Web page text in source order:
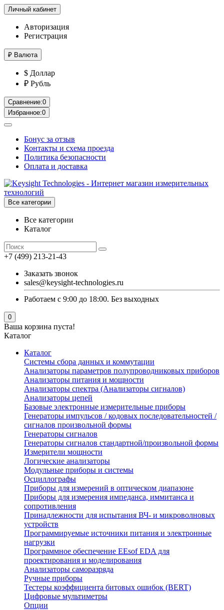
Личный кабинет
Авторизация
Регистрация
₽ Валюта
$ Доллар
₽ Рубль
Сравнение:0
Избранное:0
Бонус за отзыв
Контакты и схема проезда
Политика безопасности
Оплата и доставка
Все категории
Все категории
Каталог
+7 (499) 213-21-43
Заказать звонок
sales@keysight-technologies.ru
Работаем с 9:00 до 18:00. Без выходных
0
Ваша корзина пуста!
Каталог
Каталог
Cистемы сбора данных и коммутации
Анализаторы параметров полупроводниковых приборов
Анализаторы питания и мощности
Анализаторы спектра (Анализаторы сигналов)
Анализаторы цепей
Базовые электронные измерительные приборы
Генераторы импульсов / кодовых последовательностей /
сигналов произвольной формы
Генераторы сигналов
Генераторы сигналов стандартной/произвольной формы
Измерители мощности
Логические анализаторы
Модульные приборы и системы
Осциллографы
Приборы для измерений в оптическом диапазоне
Приборы для измерения импеданса, иммитанса и
сопротивления
Принадлежности для испытания ВЧ- и микроволновых
устройств
Программируемые источники питания и электронные
нагрузки
Программное обеспечение EEsof EDA для
проектирования и моделирования
Анализаторы саморазряда
Ручные приборы
Тестеры коэффициента битовых ошибок (BERT)
Цифровые мультиметры
Опции